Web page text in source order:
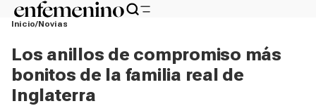
Inicio Novias
Los anillos de compromiso más
bonitos de la familia real de
Inglaterra